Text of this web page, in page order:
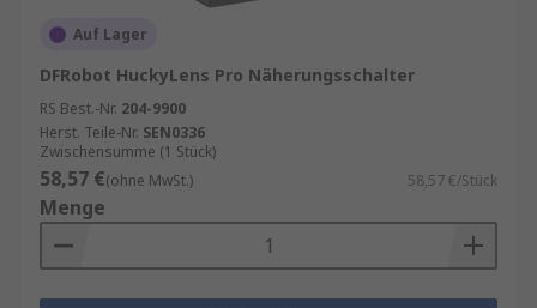
Auf Lager
DFRobot HuckyLens Pro Näherungsschalter
RS Best.-Nr. 204-9900
Herst. Teile-Nr. SEN0336
Zwischensumme (1 Stück)
58,57 €(ohne MwSt.) 58,57 €/Stück
Menge